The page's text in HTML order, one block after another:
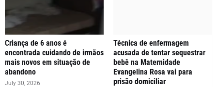
Criança de 6 anos é
encontrada cuidando de irmãos
mais novos em situação de
abandono
July 30, 2026
Técnica de enfermagem
acusada de tentar sequestrar
bebê na Maternidade
Evangelina Rosa vai para
prisão domiciliar